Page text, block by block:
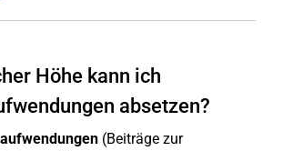
Höhe kann ich
absetzen?
(Beiträge zur